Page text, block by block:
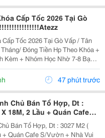
Cấp Tốc 2026 Tại Gò
Tốc 2026 Tại Gò Vấp / Tân
Kèm + Nhóm Học Nhờ 7-8 Bạn/
Band Điểm Lộ Trình, Sách
+ Chia Đều 4 Kỹ...
47 phút trước
Chủ Bán Tổ Hợp, Dt :
18M, 2 Lầu + Quán Cafe
) Tel : - ( Chính Chủ )
Bán Tổ Hợp, Dt : 3027 M2 (
+ Quán Cafe S/Vườn + Nhà Vui